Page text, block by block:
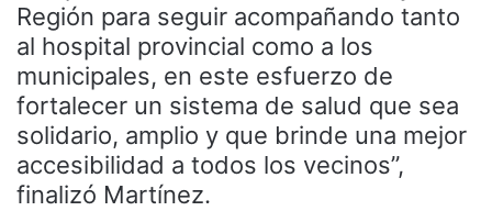
Región para seguir acompañando tanto
al hospital provincial como a los
municipales, en este esfuerzo de
fortalecer un sistema de salud que sea
solidario, amplio y que brinde una mejor
accesibilidad a todos los vecinos”,
finalizó Martínez.